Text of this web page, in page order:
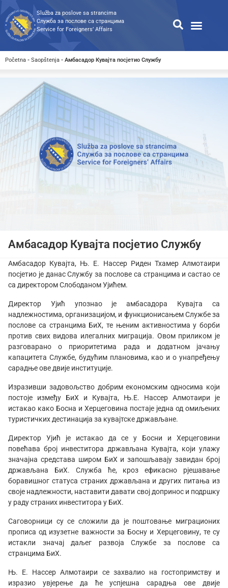
Služba za poslove sa strancima
Служба за послове са странцима
Service for Foreigners’ Affairs
Početna - Saopštenja - Амбасадор Кувајта посјетио Службу
Амбасадор Кувајта посјетио Службу
Амбасадор Кувајта, Њ. Е. Нассер Риден Тхамер Алмотаири
посјетио је данас Службу за послове са странцима и састао се
са директором Слободаном Ујићем.
Директор Ујић упознао је амбасадора Кувајта са
надлежностима, организацијом, и функционисањем Службе за
послове са странцима БиХ, те њеним активностима у борби
против свих видова илегалних миграција. Овом приликом је
разговарано о приоритетима рада и додатном јачању
капацитета Службе, будућим плановима, као и о унапређењу
сарадње ове двије институције.
Изразивши задовољство добрим економским односима који
постоје између БиХ и Кувајта, Њ.Е. Нассер Алмотаири је
истакао како Босна и Херцеговина постаје једна од омиљених
туристичких дестинација за кувајтске држављане.
Директор Ујић је истакао да се у Босни и Херцеговини
повећава број инвеститора држављана Кувајта, који улажу
значајна средстава широм БиХ и запошљавају завидан број
држављана БиХ. Служба ће, кроз ефикасно рјешавање
боравишног статуса страних држављана и других питања из
своје надлежности, наставити давати свој допринос и подршку
у раду страних инвеститора у БиХ.
Саговорници су се сложили да је поштовање миграционих
прописа од изузетне важности за Босну и Херцеговину, те су
истакли значај даљег развоја Службе за послове са
странцима БиХ.
Њ. Е. Нассер Алмотаири се захвалио на гостопримству и
изразио увјерење да ће успјешна сарадња ове двије